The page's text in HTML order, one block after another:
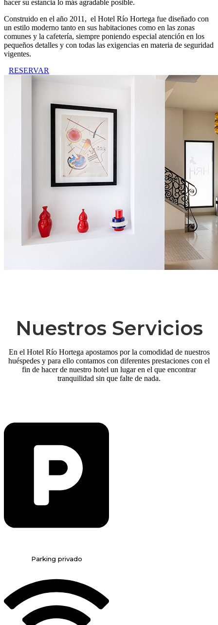
hacer su estancia lo más agradable posible.
Construido en el año 2011, el Hotel Río Hortega fue diseñado con
un estilo moderno tanto en sus habitaciones como en las zonas
comunes y la cafetería, siempre poniendo especial atención en los
pequeños detalles y con todas las exigencias en materia de seguridad
vigentes.
RESERVAR
Nuestros Servicios
En el Hotel Río Hortega apostamos por la comodidad de nuestros
huéspedes y para ello contamos con diferentes prestaciones con el
fin de hacer de nuestro hotel un lugar en el que encontrar
tranquilidad sin que falte de nada.
Parking privado